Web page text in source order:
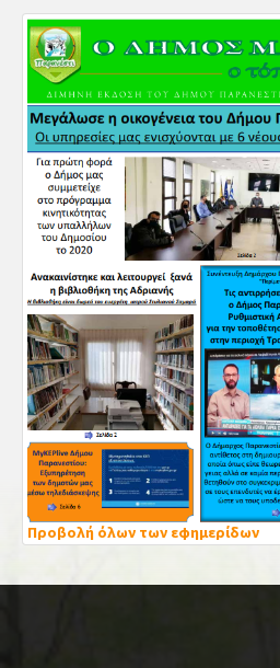
Προβολή όλων των εφημερίδων